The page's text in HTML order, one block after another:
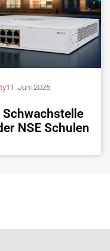
11. Juni 2026
NSE Schulen